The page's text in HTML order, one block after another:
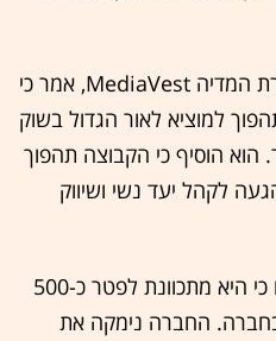
רובין סטיינברג, סגן נשיא חברת המדיה MediaVest, אמר כי
למוציא לאור הגדול בשוק
הוסיף כי הקבוצה תהפוך
לקהל יעד נשי ושיווק
באחרונה הודיעה קבוצת טיים כי היא מתכוונת לפטר כ-500
בחברה. החברה נימקה את